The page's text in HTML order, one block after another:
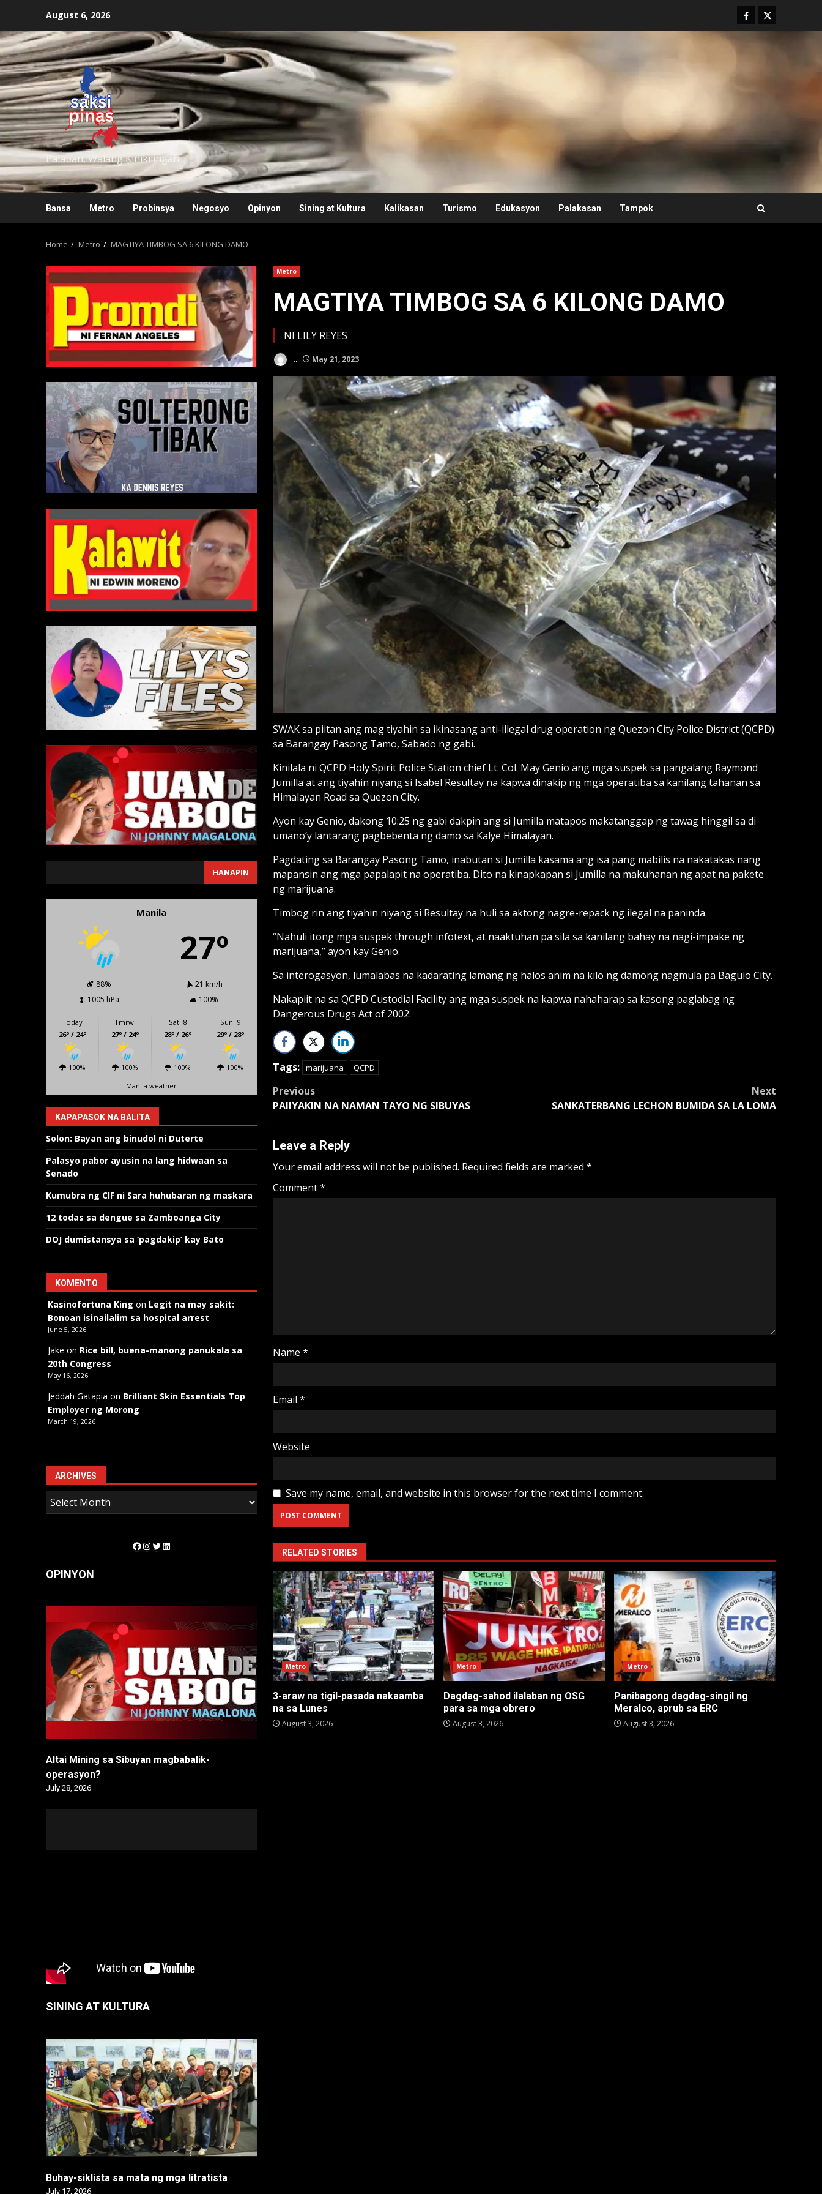
content
August 6, 2026 Facebook
Twitter
Palaban, Walang Kinikilingan
Bansa Metro Probinsya Negosyo Opinyon Sining at Kultura Kalikasan Turismo Edukasyon Palakasan Tampok
Home Metro MAGTIYA TIMBOG SA 6 KILONG DAMO
Metro
MAGTIYA TIMBOG SA 6 KILONG DAMO
NI LILY REYES
.. May 21, 2023
SWAK sa piitan ang mag tiyahin sa ikinasang anti-illegal drug operation ng Quezon City Police District (QCPD)
sa Barangay Pasong Tamo, Sabado ng gabi.
Kinilala ni QCPD Holy Spirit Police Station chief Lt. Col. May Genio ang mga suspek sa pangalang Raymond
Jumilla at ang tiyahin niyang si Isabel Resultay na kapwa dinakip ng mga operatiba sa kanilang tahanan sa
Himalayan Road sa Quezon City.
Ayon kay Genio, dakong 10:25 ng gabi dakpin ang si Jumilla matapos makatanggap ng tawag hinggil sa di
umano’y lantarang pagbebenta ng damo sa Kalye Himalayan.
Pagdating sa Barangay Pasong Tamo, inabutan si Jumilla kasama ang isa pang mabilis na nakatakas nang
mapansin ang mga papalapit na operatiba. Dito na kinapkapan si Jumilla na makuhanan ng apat na pakete
ng marijuana.
Timbog rin ang tiyahin niyang si Resultay na huli sa aktong nagre-repack ng ilegal na paninda.
“Nahuli itong mga suspek through infotext, at naaktuhan pa sila sa kanilang bahay na nagi-impake ng
marijuana,” ayon kay Genio.
Sa interogasyon, lumalabas na kadarating lamang ng halos anim na kilo ng damong nagmula pa Baguio City.
Nakapiit na sa QCPD Custodial Facility ang mga suspek na kapwa nahaharap sa kasong paglabag ng
Dangerous Drugs Act of 2002.
Tags: marijuana QCPD
Post
Previous
PAIIYAKIN NA NAMAN TAYO NG SIBUYAS
Next
SANKATERBANG LECHON BUMIDA SA LA LOMA
Leave a Reply
Your email address will not be published. Required fields are marked *
Comment*
Name *
Email *
Website
Save my name, email, and website in this browser for the next time I comment.
RELATED STORIES
Metro
3-araw na tigil-pasada nakaamba
na sa Lunes
August 3, 2026
Metro
Dagdag-sahod ilalaban ng OSG
para sa mga obrero
August 3, 2026
Metro
Panibagong dagdag-singil ng
Meralco, aprub sa ERC
August 3, 2026
HANAPIN
Manila
27º
88%
21 km/h
1005 hPa
100%
Today
26º / 24º
100%
Tmrw.
27º / 24º
100%
Sat. 8
28º / 26º
100%
Sun. 9
29º / 28º
100%
Manila weather
KAPAPASOK NA BALITA
Solon: Bayan ang binudol ni Duterte
Palasyo pabor ayusin na lang hidwaan sa
Senado
Kumubra ng CIF ni Sara huhubaran ng maskara
12 todas sa dengue sa Zamboanga City
DOJ dumistansya sa ‘pagdakip’ kay Bato
KOMENTO
Kasinofortuna King on Legit na may sakit:
Bonoan isinailalim sa hospital arrest
June 5, 2026
Jake on Rice bill, buena-manong panukala sa
20th Congress
May 16, 2026
Jeddah Gatapia on Brilliant Skin Essentials Top
Employer ng Morong
March 19, 2026
ARCHIVES
Facebook
Instagram
Twitter
LinkedIn
OPINYON
Altai Mining sa Sibuyan magbabalik-
operasyon?
July 28, 2026
SINING AT KULTURA
Buhay-siklista sa mata ng mga litratista
July 17, 2026